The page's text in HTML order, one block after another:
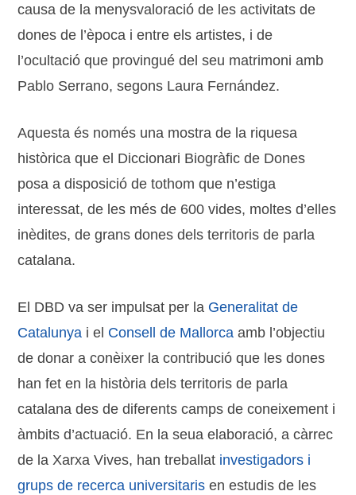
causa de la menysvaloració de les activitats de
dones de l’època i entre els artistes, i de
l’ocultació que provingué del seu matrimoni amb
Pablo Serrano, segons Laura Fernández.
Aquesta és només una mostra de la riquesa
històrica que el Diccionari Biogràfic de Dones
posa a disposició de tothom que n’estiga
interessat, de les més de 600 vides, moltes d’elles
inèdites, de grans dones dels territoris de parla
catalana.
El DBD va ser impulsat per la Generalitat de
Catalunya i el Consell de Mallorca amb l’objectiu
de donar a conèixer la contribució que les dones
han fet en la història dels territoris de parla
catalana des de diferents camps de coneixement i
àmbits d’actuació. En la seua elaboració, a càrrec
de la Xarxa Vives, han treballat investigadors i
grups de recerca universitaris en estudis de les